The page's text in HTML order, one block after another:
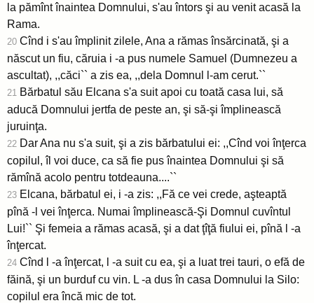
la pămînt înaintea Domnului, s'au întors şi au venit acasă la
Rama.
20 Cînd i s'au împlinit zilele, Ana a rămas însărcinată, şi a
născut un fiu, căruia i -a pus numele Samuel (Dumnezeu a
ascultat), ,,căci`` a zis ea, ,,dela Domnul l-am cerut.``
21 Bărbatul său Elcana s'a suit apoi cu toată casa lui, să
aducă Domnului jertfa de peste an, şi să-şi împlinească
juruinţa.
22 Dar Ana nu s'a suit, şi a zis bărbatului ei: ,,Cînd voi înţerca
copilul, îl voi duce, ca să fie pus înaintea Domnului şi să
rămînă acolo pentru totdeauna....``
23 Elcana, bărbatul ei, i -a zis: ,,Fă ce vei crede, aşteaptă
pînă -l vei înţerca. Numai împlinească-Şi Domnul cuvîntul
Lui!`` Şi femeia a rămas acasă, şi a dat ţîţă fiului ei, pînă l -a
înţercat.
24 Cînd l -a înţercat, l -a suit cu ea, şi a luat trei tauri, o efă de
făină, şi un burduf cu vin. L -a dus în casa Domnului la Silo:
copilul era încă mic de tot.